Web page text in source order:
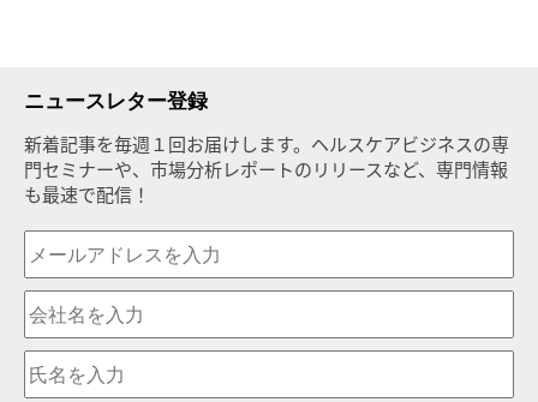
ニュースレター登録
新着記事を毎週１回お届けします。ヘルスケアビジネスの専
門セミナーや、市場分析レポートのリリースなど、専門情報
も最速で配信！